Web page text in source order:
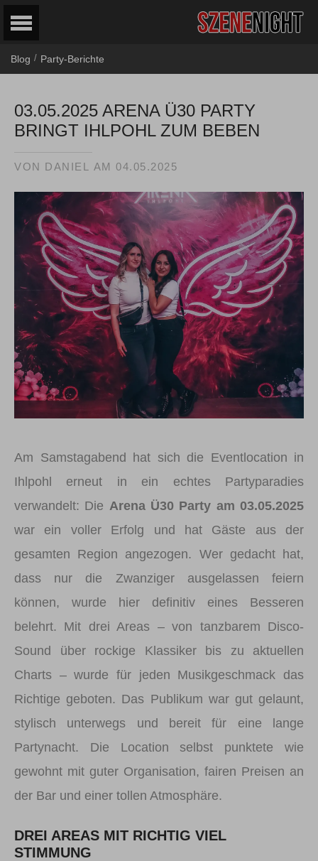
Blog / Party-Berichte
03.05.2025 ARENA Ü30 PARTY
BRINGT IHLPOHL ZUM BEBEN
VON DANIEL AM 04.05.2025
Am Samstagabend hat sich die Eventlocation in
Ihlpohl erneut in ein echtes Partyparadies
verwandelt: Die Arena Ü30 Party am 03.05.2025
war ein voller Erfolg und hat Gäste aus der
gesamten Region angezogen. Wer gedacht hat,
dass nur die Zwanziger ausgelassen feiern
können, wurde hier definitiv eines Besseren
belehrt. Mit drei Areas – von tanzbarem Disco-
Sound über rockige Klassiker bis zu aktuellen
Charts – wurde für jeden Musikgeschmack das
Richtige geboten. Das Publikum war gut gelaunt,
stylisch unterwegs und bereit für eine lange
Partynacht. Die Location selbst punktete wie
gewohnt mit guter Organisation, fairen Preisen an
der Bar und einer tollen Atmosphäre.
DREI AREAS MIT RICHTIG VIEL
STIMMUNG